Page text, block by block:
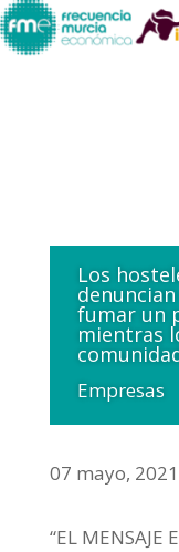
Los
fumar un
mientras
Empresas
07 mayo, 2021
“EL MENSAJE